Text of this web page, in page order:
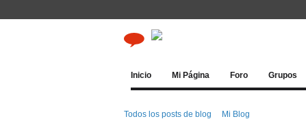
Inicio Mi Página Foro Grupos
Todos los posts de blog Mi Blog